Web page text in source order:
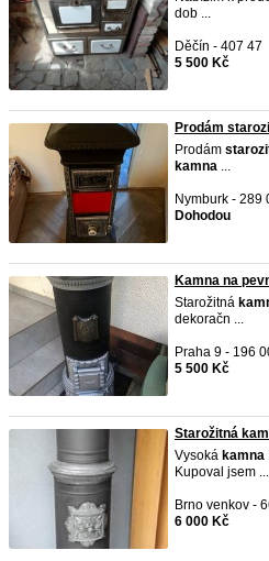
dob ...
Děčín - 407 47
5 500 Kč
Prodám
Prodám
kamna ...
Nymburk - 289
Dohodou
Kamna na
Starožitná
dekoračn ...
Praha 9 - 196
5 500 Kč
Starožitná
Vysoká kamna
Kupoval jsem ...
Brno venkov -
6 000 Kč